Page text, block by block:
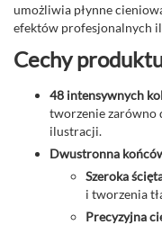
umożliwia płynne
efektów profesjonalnych
Cechy
48 intensywnych
tworzenie zarówno
ilustracji.
Dwustronna
Szeroka
i tworzenia
Precyzyjna